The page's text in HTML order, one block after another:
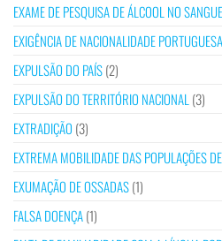
EXAME DE PESQUISA DE ÁLCOOL NO SANGUE
EXIGÊNCIA DE NACIONALIDADE PORTUGUESA
EXPULSÃO DO PAÍS(2)
EXPULSÃO DO TERRITÓRIO NACIONAL (3)
EXTRADIÇÃO (3)
EXTREMA MOBILIDADE DAS POPULAÇÕES
EXUMAÇÃO DE OSSADAS(1)
FALSA DOENÇA(1)